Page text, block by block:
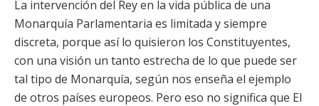
La intervención del Rey en la vida pública de una
Monarquía Parlamentaria es limitada y siempre
discreta, porque así lo quisieron los Constituyentes,
con una visión un tanto estrecha de lo que puede ser
tal tipo de Monarquía, según nos enseña el ejemplo
de otros países europeos. Pero eso no significa que El